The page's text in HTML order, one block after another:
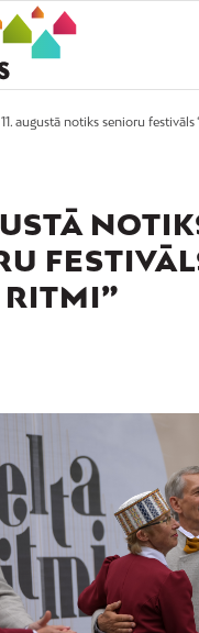
11. augustā notiks senioru festivāls
RITMI”